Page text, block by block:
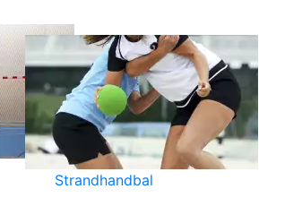
Strandhandbal